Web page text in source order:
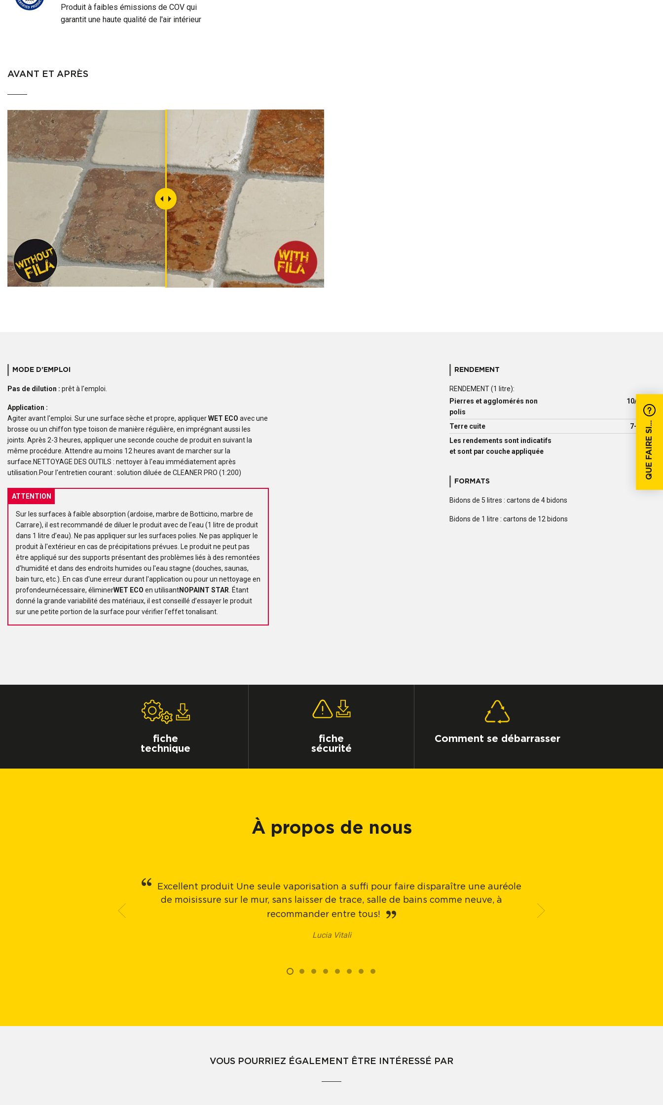
QUE FAIRE SI...
Produit à faibles émissions de COV qui
garantit une haute qualité de l'air intérieur
AVANT ET APRÈS
MODE D’EMPLOI
Pas de dilution : prêt à l'emploi.
Application :
Agiter avant l'emploi. Sur une surface sèche et propre, appliquerWET ECO avec une
brosse ou un chiffon type toison de manière régulière, en imprégnant aussi les
joints. Après 2-3 heures, appliquer une seconde couche de produit en suivant la
même procédure. Attendre au moins 12 heures avant de marcher sur la
surface.NETTOYAGE DES OUTILS : nettoyer à l'eau immédiatement après
utilisation.Pour l'entretien courant : solution diluée de CLEANER PRO (1:200)
ATTENTION
Sur les surfaces à faible absorption (ardoise, marbre de Botticino, marbre de
Carrare), il est recommandé de diluer le produit avec de l’eau (1 litre de produit
dans 1 litre d’eau). Ne pas appliquer sur les surfaces polies. Ne pas appliquer le
produit à l'extérieur en cas de précipitations prévues. Le produit ne peut pas
être appliqué sur des supports présentant des problèmes liés à des remontées
d'humidité et dans des endroits humides ou l'eau stagne (douches, saunas,
bain turc, etc.). En cas d'une erreur durant l'application ou pour un nettoyage en
profondeurnécessaire, éliminerWET ECO en utilisantNOPAINT STAR . Étant
donné la grande variabilité des matériaux, il est conseillé d’essayer le produit
sur une petite portion de la surface pour vérifier l’effet tonalisant.
RENDEMENT
RENDEMENT (1 litre):
Pierres et agglomérés non
polis
10/20 m²
Terre cuite
7-20 m²
Les rendements sont indicatifs
et sont par couche appliquée
FORMATS
Bidons de 5 litres : cartons de 4 bidons
Bidons de 1 litre : cartons de 12 bidons
fiche
technique
fiche
sécurité
Comment se débarrasser
À propos de nous
Excellent produit Une seule vaporisation a suffi pour faire disparaître une auréole
de moisissure sur le mur, sans laisser de trace, salle de bains comme neuve, à
recommander entre tous!
Lucia Vitali
VOUS POURRIEZ ÉGALEMENT ÊTRE INTÉRESSÉ PAR